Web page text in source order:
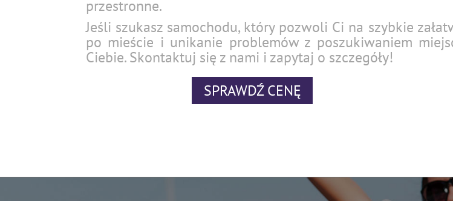
SPRAWDŹ CENĘ
przestronne.
Jeśli szukasz samochodu, który pozwoli Ci na szybkie
po mieście i unikanie problemów z poszukiwaniem
Ciebie. Skontaktuj się z nami i zapytaj o szczegóły!